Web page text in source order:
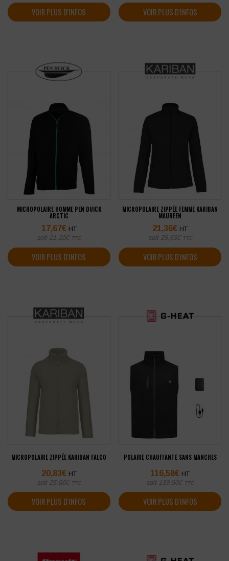
VOIR PLUS D'INFOS VOIR PLUS D'INFOS
MICROPOLAIRE HOMME PEN DUICK
ARCTIC
17,67€ HT
soit 21,20€ TTC
VOIR PLUS D'INFOS
MICROPOLAIRE ZIPPÉE FEMME KARIBAN
MAUREEN
21,36€ HT
soit 25,63€ TTC
VOIR PLUS D'INFOS
MICROPOLAIRE ZIPPÉE KARIBAN FALCO
20,83€ HT
soit 25,00€ TTC
VOIR PLUS D'INFOS
POLAIRE CHAUFFANTE SANS MANCHES
116,58€ HT
soit 139,90€ TTC
VOIR PLUS D'INFOS